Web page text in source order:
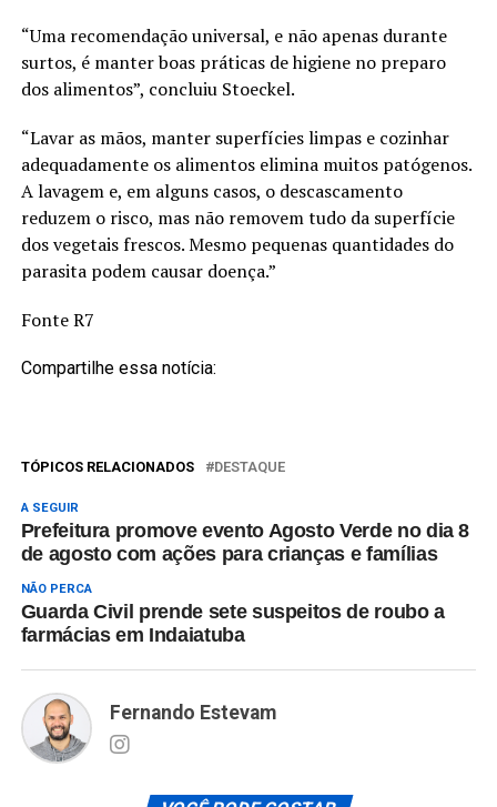
“Uma recomendação universal, e não apenas durante
surtos, é manter boas práticas de higiene no preparo
dos alimentos”, concluiu Stoeckel.
“Lavar as mãos, manter superfícies limpas e cozinhar
adequadamente os alimentos elimina muitos patógenos.
A lavagem e, em alguns casos, o descascamento
reduzem o risco, mas não removem tudo da superfície
dos vegetais frescos. Mesmo pequenas quantidades do
parasita podem causar doença.”
Fonte R7
Compartilhe essa notícia:
TÓPICOS RELACIONADOS DESTAQUE
A SEGUIR
Prefeitura promove evento Agosto Verde no dia 8
de agosto com ações para crianças e famílias
NÃO PERCA
Guarda Civil prende sete suspeitos de roubo a
farmácias em Indaiatuba
Fernando Estevam